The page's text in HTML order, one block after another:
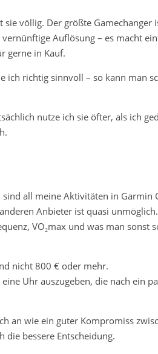
völlig. Der größte Gamechanger
Auflösung – es macht
gerne in Kauf.
ich richtig sinnvoll – so kann man
nutze ich sie öfter, als ich
all meine Aktivitäten in Garmin
Anbieter ist quasi
VO₂max und was man sonst
nicht 800 € oder mehr.
Uhr auszugeben, die nach ein
an wie ein guter Kompromiss
die bessere Entscheidung.